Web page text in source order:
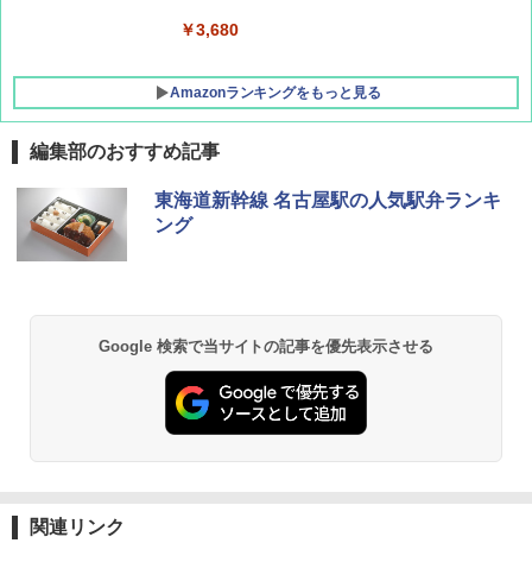
￥-
￥3,680
Amazonランキングをもっと見る
編集部のおすすめ記事
東海道新幹線 名古屋駅の人気駅弁ランキ
ング
Google 検索で当サイトの記事を優先表示させる
関連リンク